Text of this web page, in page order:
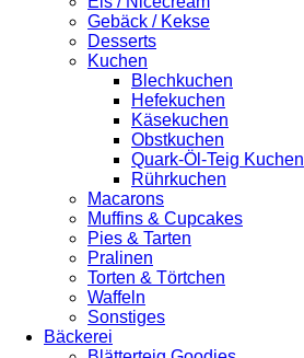
Gebäck / Kekse
Desserts
Kuchen
Blechkuchen
Hefekuchen
Käsekuchen
Obstkuchen
Quark-Öl-Teig Kuchen
Rührkuchen
Macarons
Muffins & Cupcakes
Pies & Tarten
Pralinen
Torten & Törtchen
Waffeln
Sonstiges
Bäckerei